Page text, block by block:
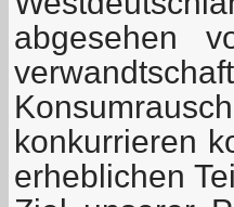
abgesehen
konkurrieren
erheblichen